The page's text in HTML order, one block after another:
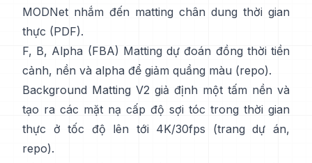
MODNet nhắm đến matting chân dung thời gian
thực (PDF).
F, B, Alpha (FBA) Matting dự đoán đồng thời tiền
cảnh, nền và alpha để giảm quầng màu (repo).
Background Matting V2 giả định một tấm nền và
tạo ra các mặt nạ cấp độ sợi tóc trong thời gian
thực ở tốc độ lên tới 4K/30fps
(trang dự án,
repo).